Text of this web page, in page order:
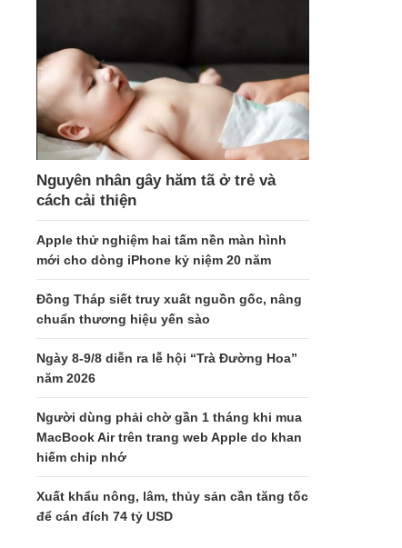
Nguyên nhân gây hăm tã ở trẻ và
cách cải thiện
Apple thử nghiệm hai tấm nền màn hình
mới cho dòng iPhone kỷ niệm 20 năm
Đồng Tháp siết truy xuất nguồn gốc, nâng
chuẩn thương hiệu yến sào
Ngày 8-9/8 diễn ra lễ hội “Trà Đường Hoa”
năm 2026
Người dùng phải chờ gần 1 tháng khi mua
MacBook Air trên trang web Apple do khan
hiếm chip nhớ
Xuất khẩu nông, lâm, thủy sản cần tăng tốc
để cán đích 74 tỷ USD